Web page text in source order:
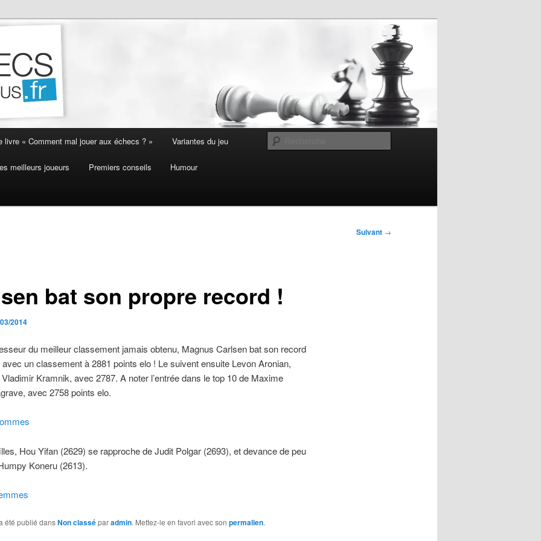
livre « Comment mal jouer aux échecs ? » Variantes du jeu
meilleurs joueurs Premiers conseils Humour
Suivant →
bat son propre record !
2014
du meilleur classement jamais obtenu, Magnus Carlsen bat son record
un classement à 2881 points elo ! Le suivent ensuite Levon Aronian,
Kramnik, avec 2787. A noter l’entrée dans le top 10 de Maxime
avec 2758 points elo.
Hou Yifan (2629) se rapproche de Judit Polgar (2693), et devance de peu
Koneru (2613).
été publié dansNon classéparadmin. Mettez-le en favori avec son permalien.